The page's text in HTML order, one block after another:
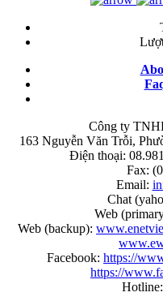
Công ty
163 Nguyễn Văn Trỗi,
Điện thoại:
Fax:
Email:
Chat
Web
Web (backup):
Facebook: https://
https://